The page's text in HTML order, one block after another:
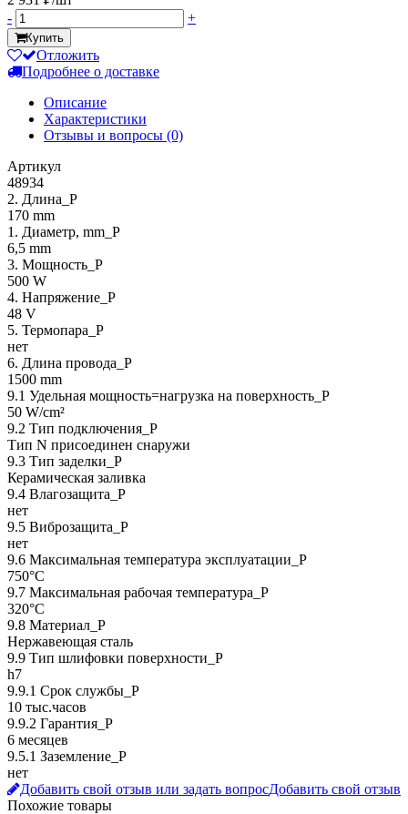
-
+
Купить
Отложить
Подробнее о доставке
Описание
Характеристики
Отзывы и вопросы (0)
Артикул
48934
2. Длина_P
170 mm
1. Диаметр, mm_P
6,5 mm
3. Мощность_P
500 W
4. Напряжение_P
48 V
5. Термопара_P
нет
6. Длина провода_P
1500 mm
9.1 Удельная мощность=нагрузка на поверхность_P
50 W/cm²
9.2 Тип подключения_P
Тип N присоединен снаружи
9.3 Тип заделки_Р
Керамическая заливка
9.4 Влагозащита_Р
нет
9.5 Виброзащита_Р
нет
9.6 Максимальная температура эксплуатации_Р
750°C
9.7 Максимальная рабочая температура_Р
320°C
9.8 Материал_Р
Нержавеющая сталь
9.9 Тип шлифовки поверхности_Р
h7
9.9.1 Срок службы_Р
10 тыс.часов
9.9.2 Гарантия_Р
6 месяцев
9.5.1 Заземление_P
нет
Добавить свой отзыв или задать вопросДобавить свой отзыв
Похожие товары